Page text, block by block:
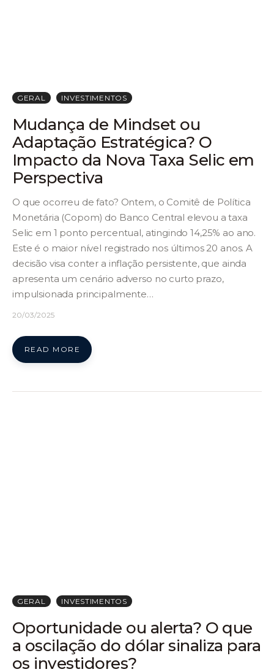
GERAL INVESTIMENTOS
Mudança de Mindset ou
Adaptação Estratégica? O
Impacto da Nova Taxa Selic em
Perspectiva
O que ocorreu de fato? Ontem, o Comitê de Política
Monetária (Copom) do Banco Central elevou a taxa
Selic em 1 ponto percentual, atingindo 14,25% ao ano.
Este é o maior nível registrado nos últimos 20 anos. A
decisão visa conter a inflação persistente, que ainda
apresenta um cenário adverso no curto prazo,
impulsionada principalmente…
20/03/2025
READ MORE
GERAL INVESTIMENTOS
Oportunidade ou alerta? O que
a oscilação do dólar sinaliza para
os investidores?